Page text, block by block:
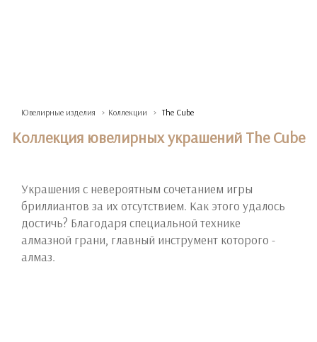
Ювелирные изделия Коллекции The Cube
Коллекция ювелирных украшений The Cube
Украшения с невероятным сочетанием игры
бриллиантов за их отсутствием. Как этого удалось
достичь? Благодаря специальной технике
алмазной грани, главный инструмент которого -
алмаз.